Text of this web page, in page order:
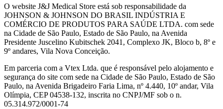
O website J&J Medical Store está sob responsabilidade da
JOHNSON & JOHNSON DO BRASIL INDÚSTRIA E
COMÉRCIO DE PRODUTOS PARA SAÚDE LTDA. com sede
na Cidade de São Paulo, Estado de São Paulo, na Avenida
Presidente Juscelino Kubitschek 2041, Complexo JK, Bloco b, 8º e
9º andares, Vila Nova Conceição.
Em parceria com a Vtex Ltda. que é responsável pelo alojamento e
segurança do site com sede na Cidade de São Paulo, Estado de São
Paulo, na Avenida Brigadeiro Faria Lima, nº 4.440, 10º andar, Vila
Olímpia, CEP 04538-132, inscrita no CNPJ/MF sob o n.
05.314.972/0001-74